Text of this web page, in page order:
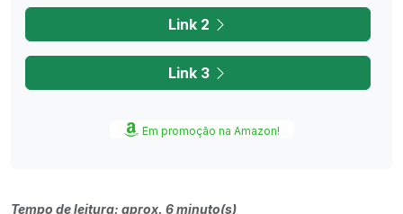
Link 2
Link 3
Em promoção na Amazon!
Tempo de leitura: aprox. 6 minuto(s)